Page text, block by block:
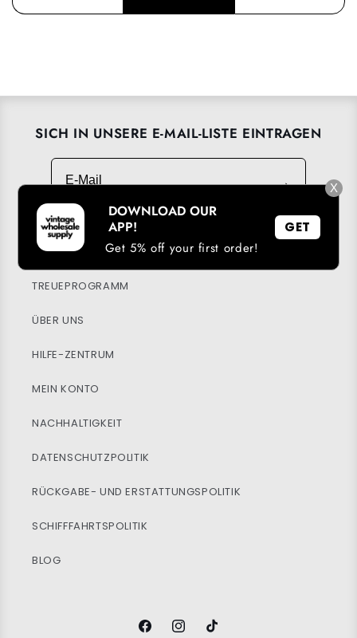
SICH IN UNSERE E-MAIL-LISTE EINTRAGEN
E-Mail
→
UNSERE APP HERUNTERLADEN
TREUEPROGRAMM
ÜBER UNS
HILFE-ZENTRUM
MEIN KONTO
NACHHALTIGKEIT
DATENSCHUTZPOLITIK
RÜCKGABE- UND ERSTATTUNGSPOLITIK
SCHIFFFAHRTSPOLITIK
BLOG
FacebookInstagramTikTok
X
DOWNLOAD OUR
APP!
Get 5% off your first order!
GET